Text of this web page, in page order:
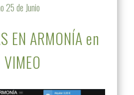
25 de Junio
EN ARMONÍA en
VIMEO